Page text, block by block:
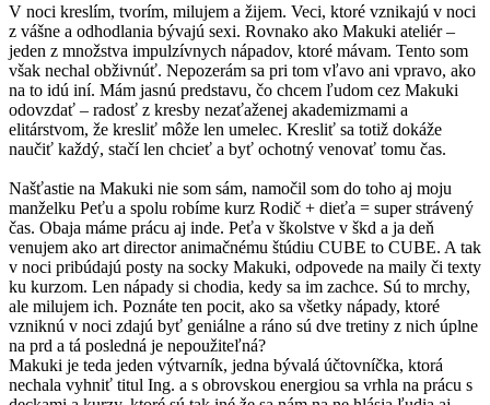
V noci kreslím, tvorím, milujem a žijem. Veci, ktoré vznikajú v noci
z vášne a odhodlania bývajú sexi. Rovnako ako Makuki ateliér –
jeden z množstva impulzívnych nápadov, ktoré mávam. Tento som
však nechal obživnúť. Nepozerám sa pri tom vľavo ani vpravo, ako
na to idú iní. Mám jasnú predstavu, čo chcem ľudom cez Makuki
odovzdať – radosť z kresby nezaťaženej akademizmami a
elitárstvom, že kresliť môže len umelec. Kresliť sa totiž dokáže
naučiť každý, stačí len chcieť a byť ochotný venovať tomu čas.
Našťastie na Makuki nie som sám, namočil som do toho aj moju
manželku Peťu a spolu robíme kurz Rodič + dieťa = super strávený
čas. Obaja máme prácu aj inde. Peťa v školstve v škd a ja deň
venujem ako art director animačnému štúdiu CUBE to CUBE. A tak
v noci pribúdajú posty na socky Makuki, odpovede na maily či texty
ku kurzom. Len nápady si chodia, kedy sa im zachce. Sú to mrchy,
ale milujem ich. Poznáte ten pocit, ako sa všetky nápady, ktoré
vzniknú v noci zdajú byť geniálne a ráno sú dve tretiny z nich úplne
na prd a tá posledná je nepoužiteľná?
Makuki je teda jeden výtvarník, jedna bývalá účtovníčka, ktorá
nechala vyhniť titul Ing. a s obrovskou energiou sa vrhla na prácu s